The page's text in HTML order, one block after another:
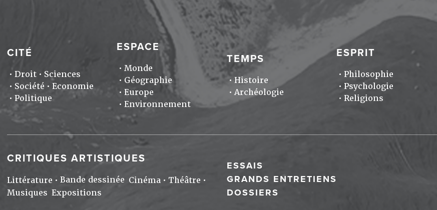
CITÉ
Droit
Sciences
Société
Economie
Politique
ESPACE
Monde
Géographie
Europe
Environnement
TEMPS
Histoire
Archéologie
ESPRIT
Philosophie
Psychologie
Religions
CRITIQUES ARTISTIQUES
Littérature Bande dessinée Cinéma
Théâtre
Musiques Expositions
ESSAIS
GRANDS ENTRETIENS
DOSSIERS